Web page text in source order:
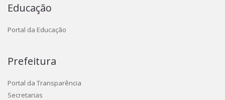
Educação
Portal da Educação
Prefeitura
Portal da Transparência
Secretarias